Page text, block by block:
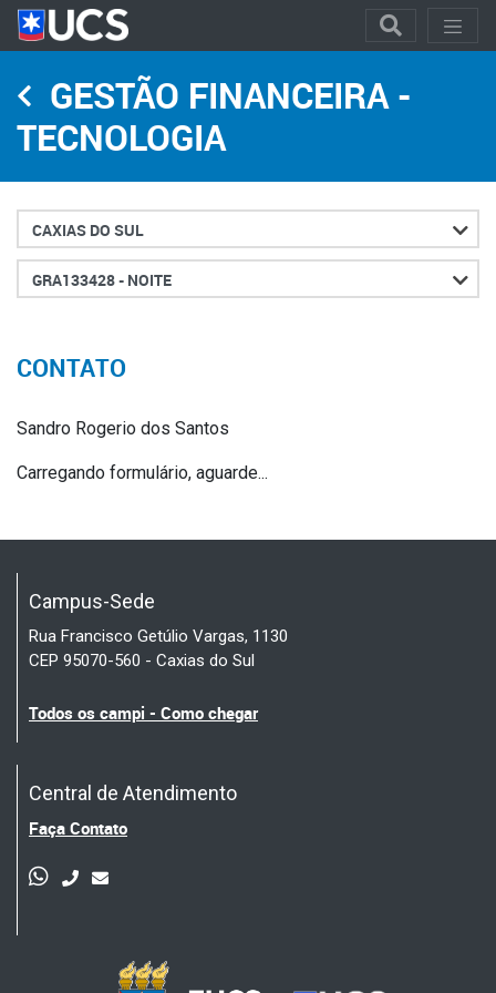
GESTÃO FINANCEIRA -
TECNOLOGIA
Cidade
Turno
CONTATO
Sandro Rogerio dos Santos
Carregando formulário, aguarde...
Campus-Sede
Rua Francisco Getúlio Vargas, 1130
CEP 95070-560 - Caxias do Sul
Todos os campi - Como chegar
Central de Atendimento
Faça Contato